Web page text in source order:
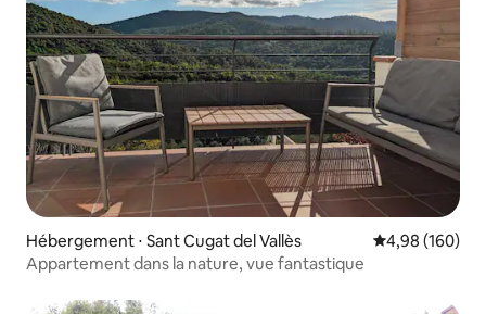
Hébergement ⋅ Sant Cugat del Vallès Évaluation
4,98 (160)
Appartement dans la nature, vue fantastique